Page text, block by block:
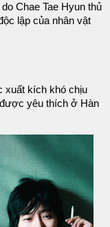
Chae Tae Hyun thủ
lập của nhân vật
xuất kích khó chịu
yêu thích ở Hàn